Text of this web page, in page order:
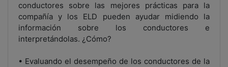
conductores sobre las mejores prácticas para la
compañía y los ELD pueden ayudar midiendo la
información sobre los conductores e
interpretándolas. ¿Cómo?
• Evaluando el desempeño de los conductores de la